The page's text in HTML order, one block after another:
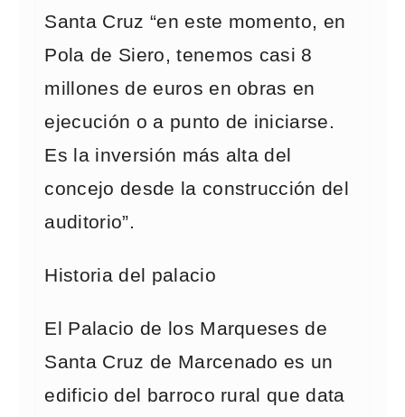
Santa Cruz “en este momento, en
Pola de Siero, tenemos casi 8
millones de euros en obras en
ejecución o a punto de iniciarse.
Es la inversión más alta del
concejo desde la construcción del
auditorio”.
Historia del palacio
El Palacio de los Marqueses de
Santa Cruz de Marcenado es un
edificio del barroco rural que data